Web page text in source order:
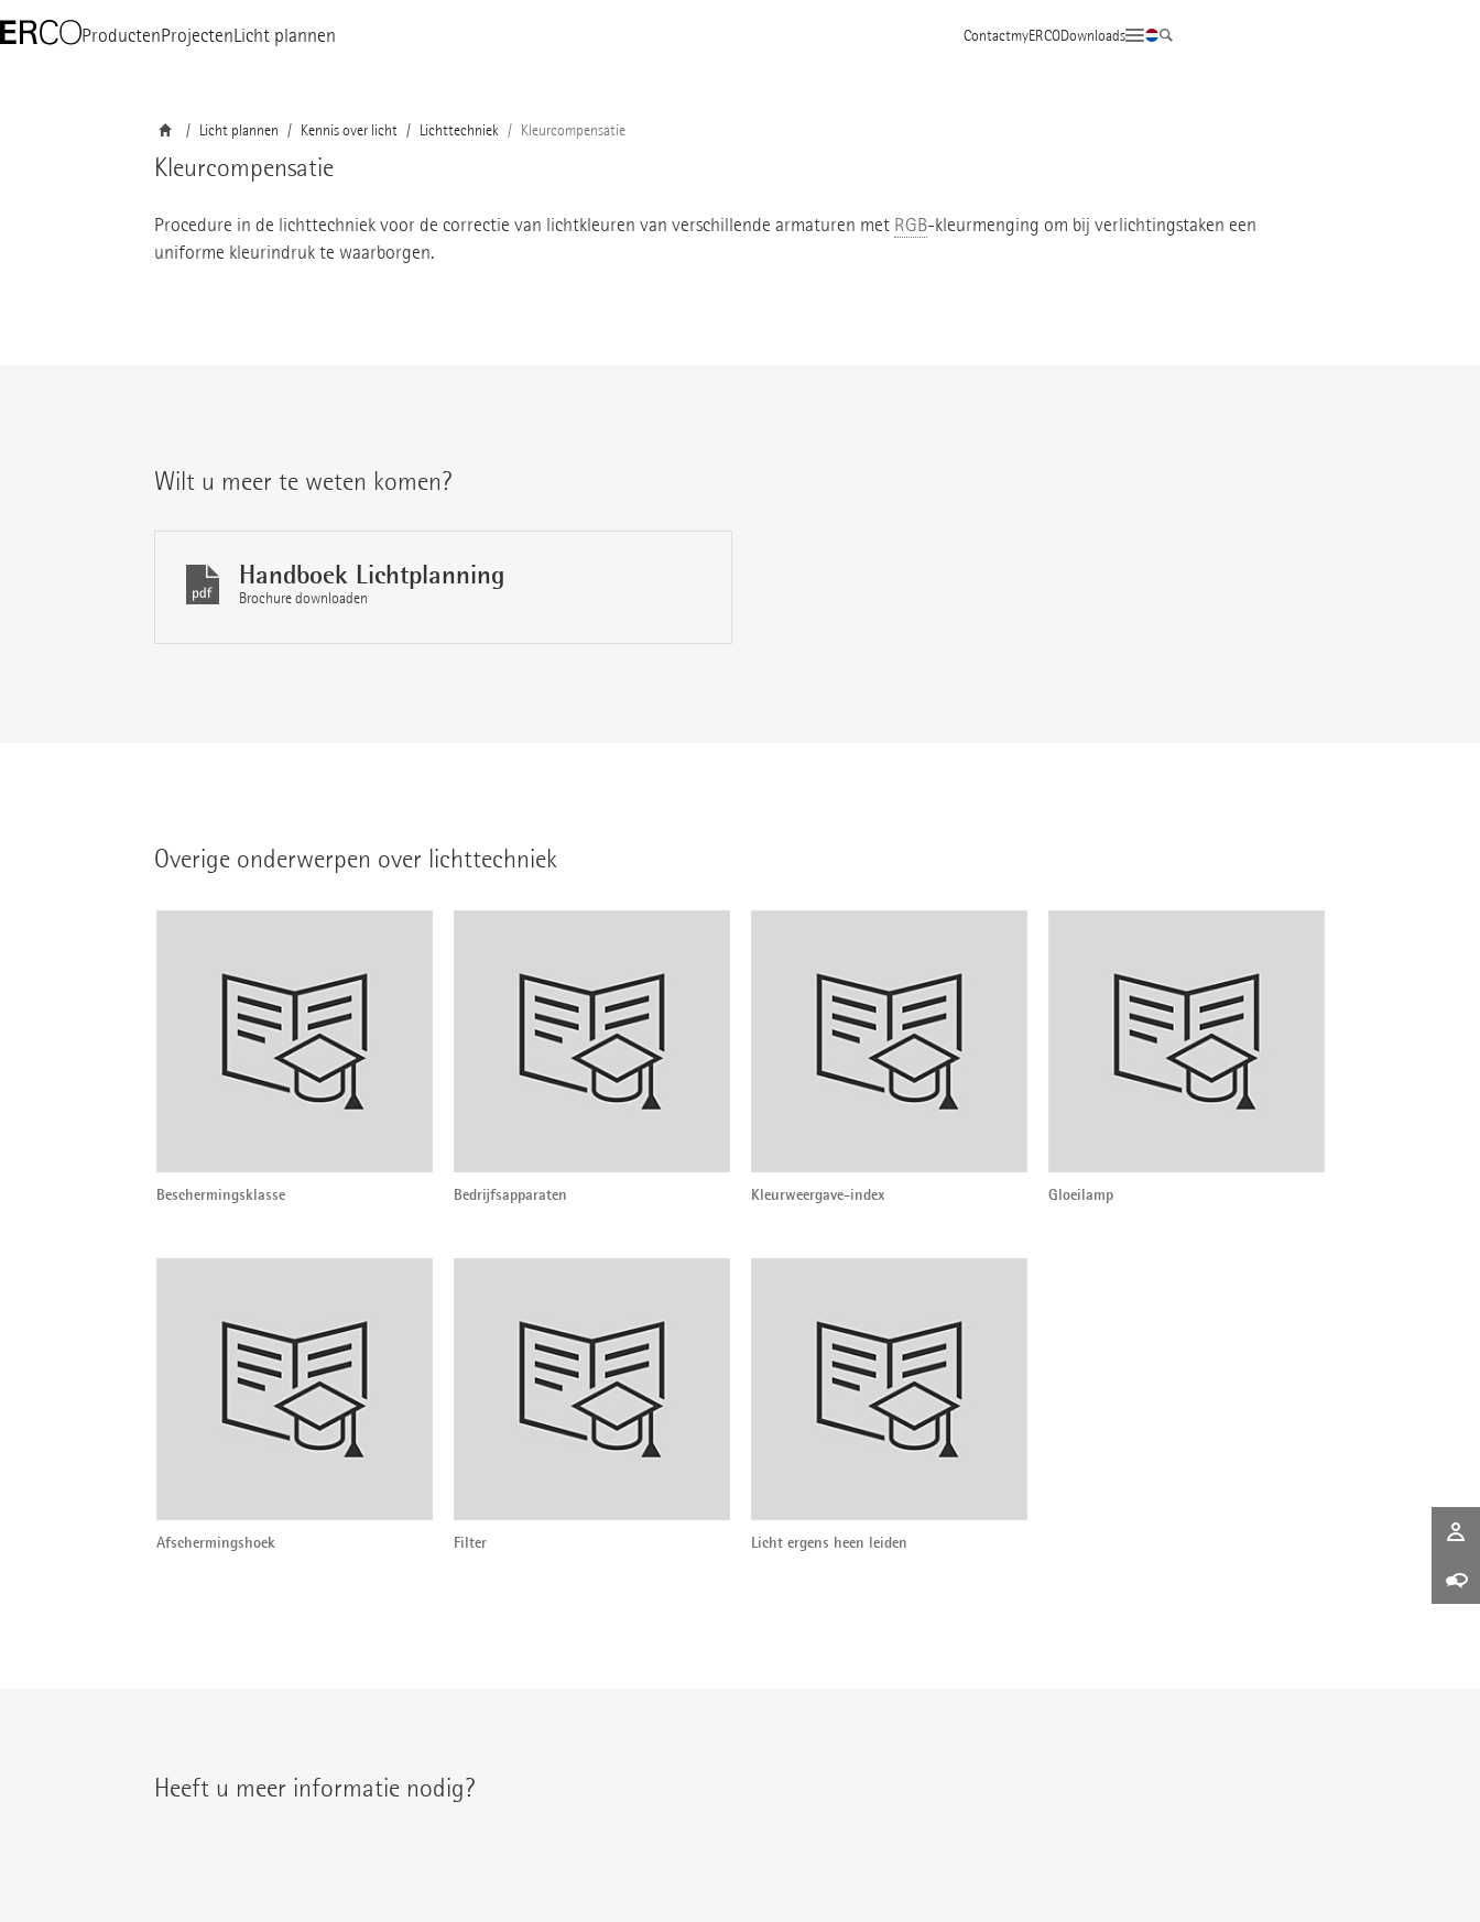
ProductenProjectenLicht plannen ContactmyERCODownloads
Licht plannen Kennis over licht Lichttechniek Kleurcompensatie
Kleurcompensatie
Procedure in de lichttechniek voor de correctie van lichtkleuren van verschillende armaturen met RGB-kleurmenging om bij verlichtingstaken een
uniforme kleurindruk te waarborgen.
Wilt u meer te weten komen?
Handboek Lichtplanning
Brochure downloaden
Overige onderwerpen over lichttechniek
Beschermingsklasse Bedrijfsapparaten Kleurweergave-index Gloeilamp
Afschermingshoek Filter Licht ergens heen leiden
Heeft u meer informatie nodig?